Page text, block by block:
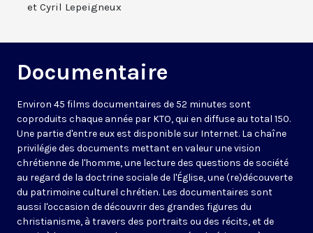
et Cyril Lepeigneux
Documentaire
Environ 45 films documentaires de 52 minutes sont
coproduits chaque année par KTO, qui en diffuse au total 150.
Une partie d'entre eux est disponible sur Internet. La chaîne
privilégie des documents mettant en valeur une vision
chrétienne de l'homme, une lecture des questions de société
au regard de la doctrine sociale de l'Église, une (re)découverte
du patrimoine culturel chrétien. Les documentaires sont
aussi l'occasion de découvrir des grandes figures du
christianisme, à travers des portraits ou des récits, et de